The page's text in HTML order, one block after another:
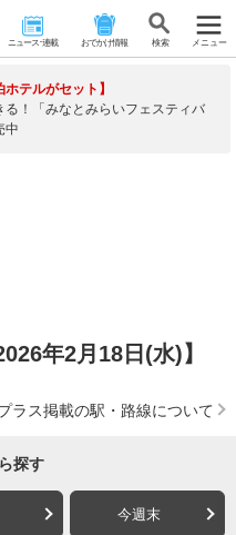
ニュース･連載 おでかけ情報 検 索 メニュー
ホテルがセット】
る！「みなとみらいフェスティバ
中
年2月18日(水)】
ラス掲載の駅・路線について
探す
今週末